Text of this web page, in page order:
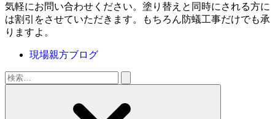
気軽にお問い合わせください。塗り替えと同時にされる方に
は割引をさせていただきます。もちろん防蟻工事だけでも承
りますよ。
現場親方ブログ
検
索: